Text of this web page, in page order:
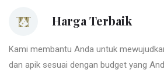
Harga Terbaik
Kami membantu Anda untuk
dan apik sesuai dengan budget yang